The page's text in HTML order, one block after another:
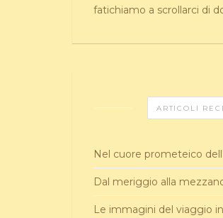
fatichiamo a scrollarci di
ARTICOLI
Nel cuore prometeico
Dal meriggio alla
Le immagini del viaggio